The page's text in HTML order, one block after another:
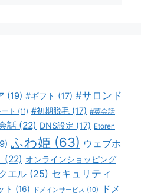
(19) #ギフト (17) #サロンド
ト (11) #初期脱毛 (17) #英会話
話 (22) DNS設定 (17) Etoren
ふわ姫 (63) ウェブホ
(22) オンラインショッピング
エル (25) セキュリティ
ト (16) ドメインサービス (10)
ドメ